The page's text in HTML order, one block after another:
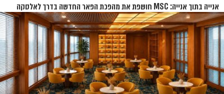
אנייה בתוך אנייה: MSC חושפת את מהפכת הפאר החדשה בדרך לאלסקה